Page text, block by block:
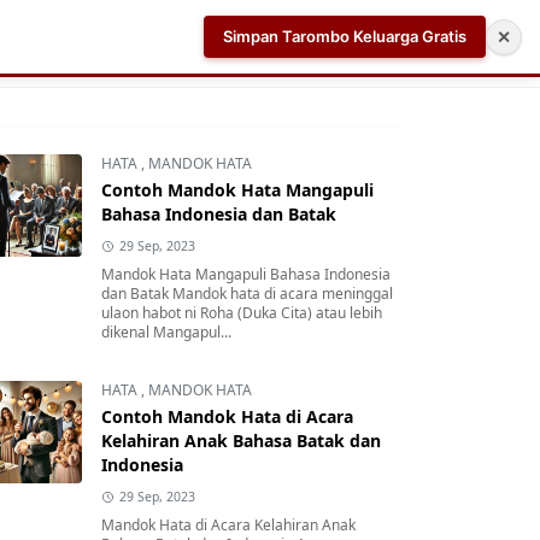
Aplikasi AI Teleprompter dan Pembuat Skrip Video
HATA , MANDOK HATA
Contoh Mandok Hata Mangapuli
Bahasa Indonesia dan Batak
29 Sep, 2023
Mandok Hata Mangapuli Bahasa Indonesia
dan Batak Mandok hata di acara meninggal
ulaon habot ni Roha (Duka Cita) atau lebih
dikenal Mangapul...
HATA , MANDOK HATA
Contoh Mandok Hata di Acara
Kelahiran Anak Bahasa Batak dan
Indonesia
29 Sep, 2023
Mandok Hata di Acara Kelahiran Anak
Simpan Tarombo Keluarga Gratis ✕